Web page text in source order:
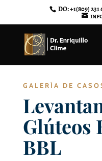
DO: +1(809) 231
GALERÍA DE
Glúteos
BBL